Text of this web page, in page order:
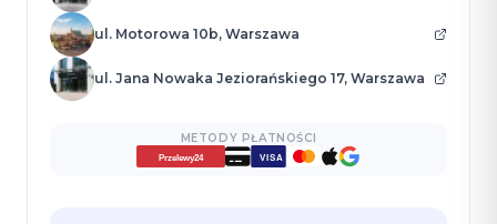
ul. Motorowa 10b, Warszawa
ul. Jana Nowaka Jeziorańskiego 17, Warszawa
METODY PŁATNOŚCI
Przelewy24 VISA